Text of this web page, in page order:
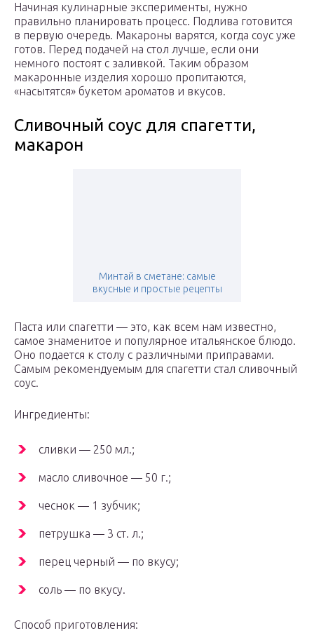
Начиная кулинарные эксперименты, нужно
правильно планировать процесс. Подлива готовится
в первую очередь. Макароны варятся, когда соус уже
готов. Перед подачей на стол лучше, если они
немного постоят с заливкой. Таким образом
макаронные изделия хорошо пропитаются,
«насытятся» букетом ароматов и вкусов.
Сливочный соус для спагетти,
макарон
Минтай в сметане: самые
вкусные и простые рецепты
Паста или спагетти — это, как всем нам известно,
самое знаменитое и популярное итальянское блюдо.
Оно подается к столу с различными приправами.
Самым рекомендуемым для спагетти стал сливочный
соус.
Ингредиенты:
сливки — 250 мл.;
масло сливочное — 50 г.;
чеснок — 1 зубчик;
петрушка — 3 ст. л.;
перец черный — по вкусу;
соль — по вкусу.
Способ приготовления: